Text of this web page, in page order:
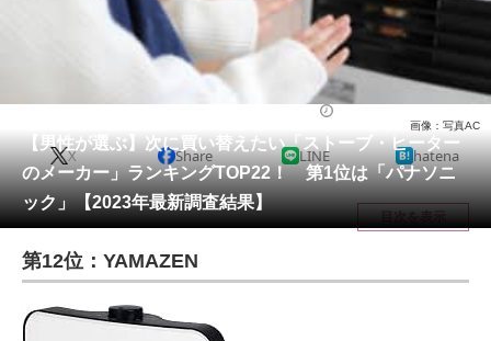
地域
教育・育児
会員記事
メディア
注目記事を集めた総合ページ
ITの今と未来を見通す
スマホと通信の最新トレンド
【男性が選ぶ】次に買い替えたい「ストーブ・ヒーター
のメーカー」ランキングTOP22！ 第1位は「パナソニ
ック」【2023年最新調査結果】
画像：写真AC
X Share LINE hatena
目次を表示
第12位：YAMAZEN